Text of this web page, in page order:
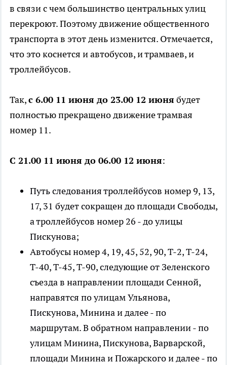
в связи с чем большинство центральных улиц
перекроют. Поэтому движение общественного
транспорта в этот день изменится. Отмечается,
что это коснется и автобусов, и трамваев, и
троллейбусов.
Так,с 6.00 11 июня до 23.00 12 июня будет
полностью прекращено движение трамвая
номер 11.
С 21.00 11 июня до 06.00 12 июня:
Путь следования троллейбусов номер 9, 13,
17, 31 будет сокращен до площади Свободы,
а троллейбусов номер 26 - до улицы
Пискунова;
Автобусы номер 4, 19, 45, 52, 90, Т-2, Т-24,
Т-40, Т-45, Т-90, следующие от Зеленского
съезда в направлении площади Сенной,
направятся по улицам Ульянова,
Пискунова, Минина и далее - по
маршрутам. В обратном направлении - по
улицам Минина, Пискунова, Варварской,
площади Минина и Пожарского и далее - по